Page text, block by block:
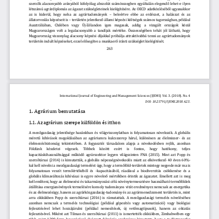
263
szerzők alacsonyabb arányából kifolyólag abszolút számösszegben egyáltalán elegendő lehet-e  ilyen
létszámú agrárdiplomás az ágazat szükségleteinek kielégítésére. Az OECD adatközléséből ugyanakkor
az  is  kiderül,  hogy  noha  az  agrártudományok – beleértve  ebbe  az  erdészet,  a  halászat  és  az
állatorvoslás képzéseit is – területén jelentkező állami képzési költségek számos tagországban, például
Ausztráliában,  Chilében  vagy  Új-Zélandon  igen  magasak,  addig  a  vizsgált  országok  közül
Magyarországon volt a legalacsonyabb a tandíjak mértéke. Összességében tehát jól látható, hogy
Magyarország viszonylag alacsony képzési díjakkal próbálja attraktívabbá tenni az agrártudományok
területén indult képzéseket, ezzel elősegítve a munkaerő iránti szükséglet kielégítését.
International Journal of Engineering and Management Sciences (IJEMS) Vol. 3. (2018). No. 4
DOI: 10.21791/IJEMS.2018.4.23.
1. Agrárium bemutatása
1.1. Az agrárium szerepe külföldön és itthon
A mezőgazdaság jelentősége hazánkban és világviszonylatban is folyamatosan növekszik. A globális
méretű kihívások megoldásában az agráriumra kulcsszerep hárul, különösen az élelmiszer- és az
élelmezésbiztonság  tekintetében. A  fogyasztói  társadalom  alapja  a  növekedésben rejlik, azonban
Földünk  készletei  végesek.  Többek  között  ezért  is  fontos,  hogy  hatékony,  teljes
kapacitáskihasználtsággal működő agrárszektor legyen világszinten FNA (2015). Mint azt Popp és
szerzőtársai (2014) is kimutatták, a globális népességnövekedés miatt az elkövetkező 40 éven 60%-
kal kell növelni a mezőgazdasági termelést úgy, hogy a termőföld-területek mintegy negyede már ma is
folyamatosan  veszít  termőértékéből  és –kapacitásából,  ráadásul  a  biodiverzitás  csökkenése  és  a
globális klímaváltozás kihívásai is egyre növekvő mértékben érintik az ágazatot. Emellett azt is meg
kell említeni, hogy az élelmezési és takarmányozási célú növénytermesztésre használható termőföldek
átállítása energianövények termelésére komoly tudományos vitát eredményez nemcsak az energetika
és az élelmezésügy, hanem az agrárközgazdaság-tudomány és az agrármenedzsment területén is, mint
arra cikkükben Popp és szerzőtársai (2016) is rámutattak. A mezőgazdasági termelés növeléséhez
azonban nemcsak a  termelés  technológiai  (például  gépesítés  vagy  automatizáció)  vagy  biológiai
fejlesztésével  lehet  hozzájárulni  (például  nemesítések,  új  vetőmagtípusok),  hanem  az  oktatás
fejlesztésével. Miként azt Tilman és szerzőtársai (2011) is ismertették cikkükben, Zimbabwében egy